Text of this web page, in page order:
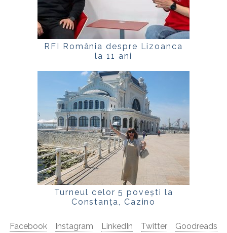
RFI România despre Lizoanca
la 11 ani
Turneul celor 5 povești la
Constanța, Cazino
Facebook Instagram LinkedIn Twitter Goodreads